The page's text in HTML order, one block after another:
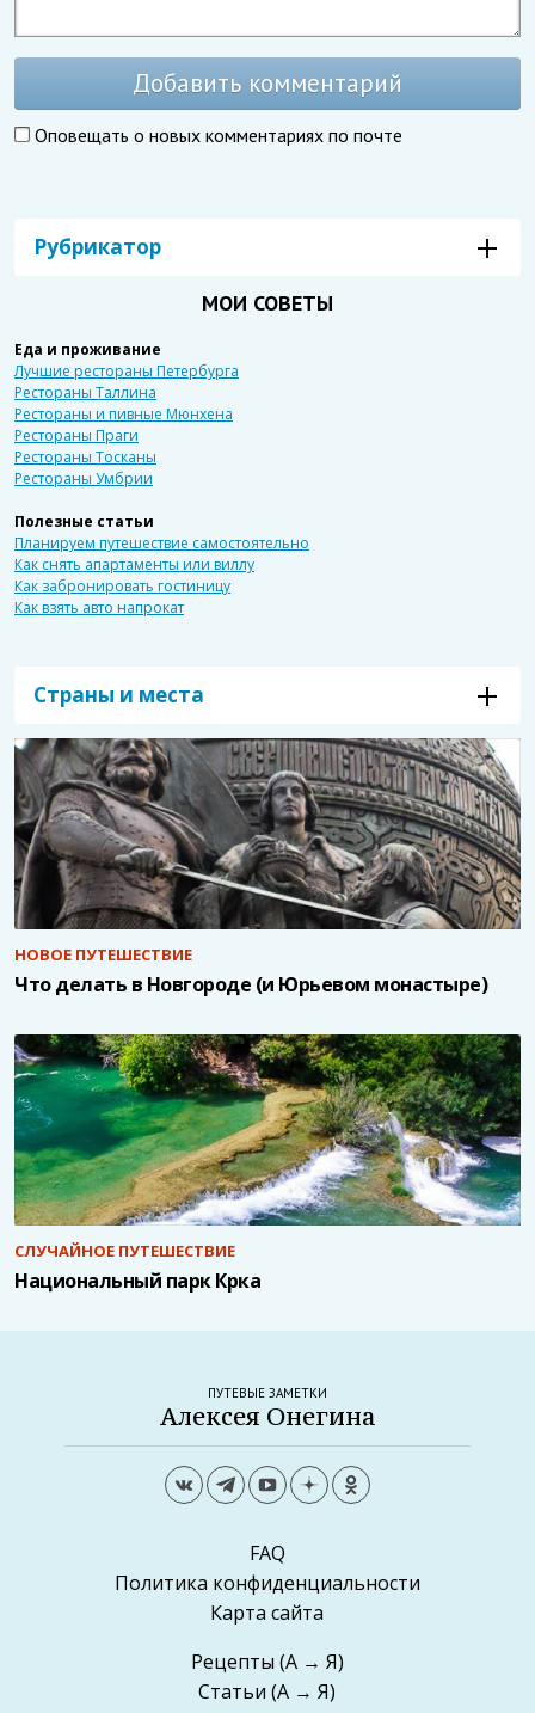
Добавить комментарий
Оповещать о новых комментариях по почте
Рубрикатор
МОИ СОВЕТЫ
Еда и проживание
Лучшие рестораны Петербурга
Рестораны Таллина
Рестораны и пивные Мюнхена
Рестораны Праги
Рестораны Тосканы
Рестораны Умбрии
Полезные статьи
Планируем путешествие самостоятельно
Как снять апартаменты или виллу
Как забронировать гостиницу
Как взять авто напрокат
Страны и места
НОВОЕ ПУТЕШЕСТВИЕ
Что делать в Новгороде (и Юрьевом монастыре)
СЛУЧАЙНОЕ ПУТЕШЕСТВИЕ
Национальный парк Крка
ПУТЕВЫЕ ЗАМЕТКИ
Алексея Онегина
FAQ
Политика конфиденциальности
Карта сайта
Рецепты (А → Я)
Статьи (А → Я)